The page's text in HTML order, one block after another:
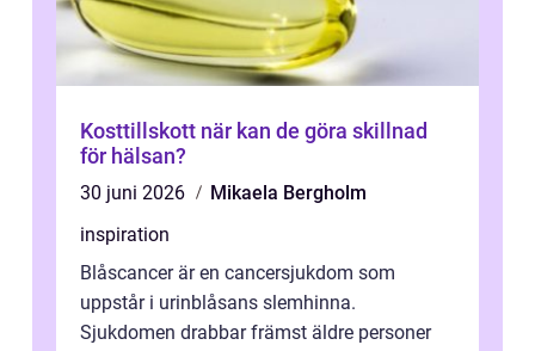
Kosttillskott när kan de göra skillnad
för hälsan?
30 juni 2026
Mikaela Bergholm
inspiration
Blåscancer är en cancersjukdom som
uppstår i urinblåsans slemhinna.
Sjukdomen drabbar främst äldre personer